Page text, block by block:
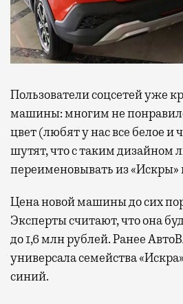
Пользователи соцсетей уже
машины: многим не
цвет (любят у нас все белое и
шутят, что с таким дизайном
переименовывать из «Искры»
Цена новой машины до сих
Эксперты считают, что она
до 1,6 млн рублей. Ранее
универсала семейства
синий.